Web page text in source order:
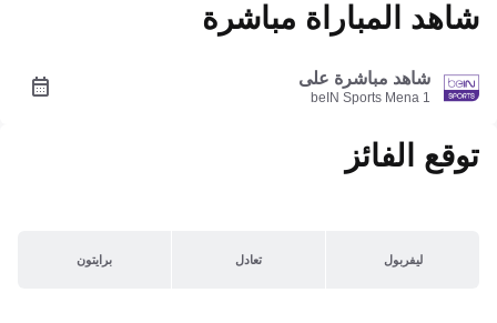
شاهد المباراة مباشرة
شاهد مباشرة على
beIN Sports Mena 1
توقع الفائز
ليفربول تعادل برايتون